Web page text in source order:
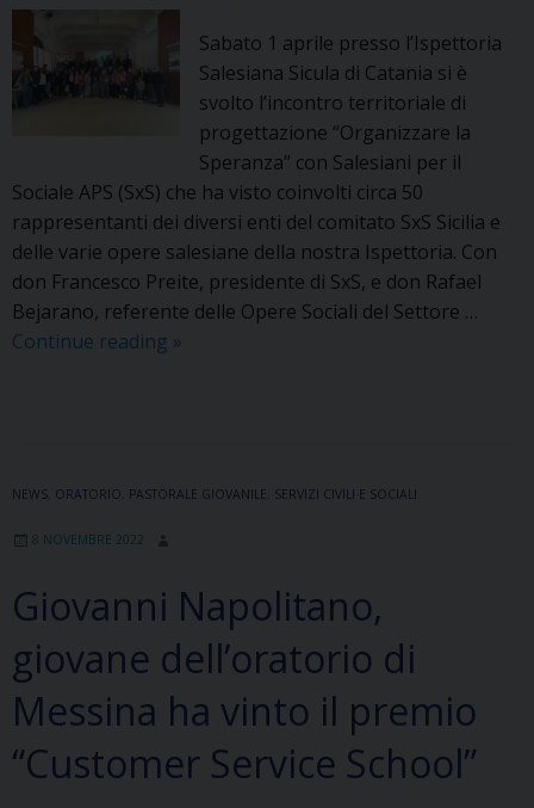
Sabato 1 aprile presso l’Ispettoria
Salesiana Sicula di Catania si è
svolto l’incontro territoriale di
progettazione “Organizzare la
Speranza” con Salesiani per il
Sociale APS (SxS) che ha visto coinvolti circa 50
rappresentanti dei diversi enti del comitato SxS Sicilia e
delle varie opere salesiane della nostra Ispettoria. Con
don Francesco Preite, presidente di SxS, e don Rafael
Bejarano, referente delle Opere Sociali del Settore …
Continue reading Organizzare
laici
giovani
poveri
»
NEWS ORATORIO PASTORALE GIOVANILE SERVIZI CIVILI E SOCIALI
8 NOVEMBRE 2022
Giovanni Napolitano,
giovane dell’oratorio di
Messina ha vinto il premio
“Customer Service School”